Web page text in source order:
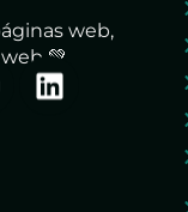
web,
💚